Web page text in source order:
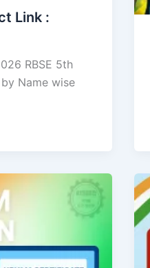
Link :
RBSE 5th
Name wise